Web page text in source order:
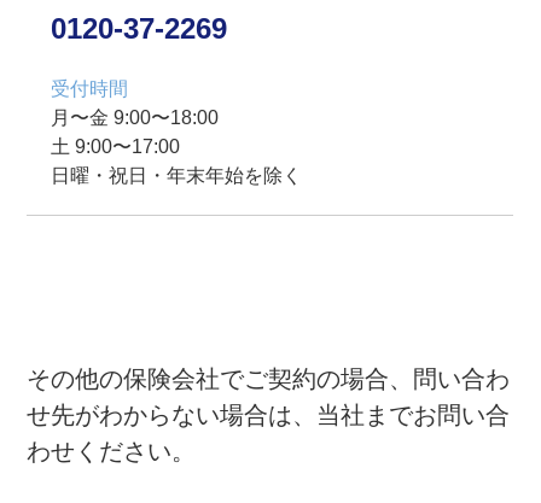
0120-37-2269
受付時間
⽉〜⾦ 9:00〜18:00
⼟ 9:00〜17:00
日曜・祝⽇・年末年始を除く
その他の保険会社でご契約の場合、問い合わ
せ先がわからない場合は、当社までお問い合
わせください。